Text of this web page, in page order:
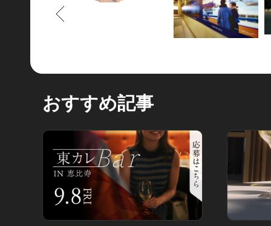
おすすめ記事